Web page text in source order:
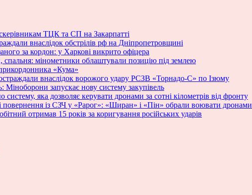
ТЦК та СП на Закарпатті
внаслідок обстрілів рф на Дніпропетровщині
за кордон: у Харкові викрито офіцера
спальня: мінометники облаштували позицію під землею
прикордонника «Кума»
внаслідок ворожого удару РСЗВ «Торнадо-С» по Ізюму
запускає нову систему закупівель
систему, яка дозволяє керувати дронами за сотні кілометрів від фронту
повернення із СЗЧ у «Рарог»: «Ширан» і «Пін» обрали воювати дронами
отримав 15 років за коригування російських ударів